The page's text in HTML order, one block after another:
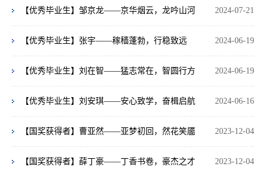
2024-07-21
【优秀毕业生】邹京龙——京华烟云，龙吟山河
2024-06-19
【优秀毕业生】张宇——稼穑蓬勃，行稳致远
2024-06-19
【优秀毕业生】刘在智——猛志常在，智圆行方
2024-06-16
【优秀毕业生】刘安琪——安心致学，奋楫启航
2023-12-04
【国奖获得者】曹亚然——亚梦初回，然花笑靥
2023-12-04
【国奖获得者】薛丁豪——丁香书卷，豪杰之才